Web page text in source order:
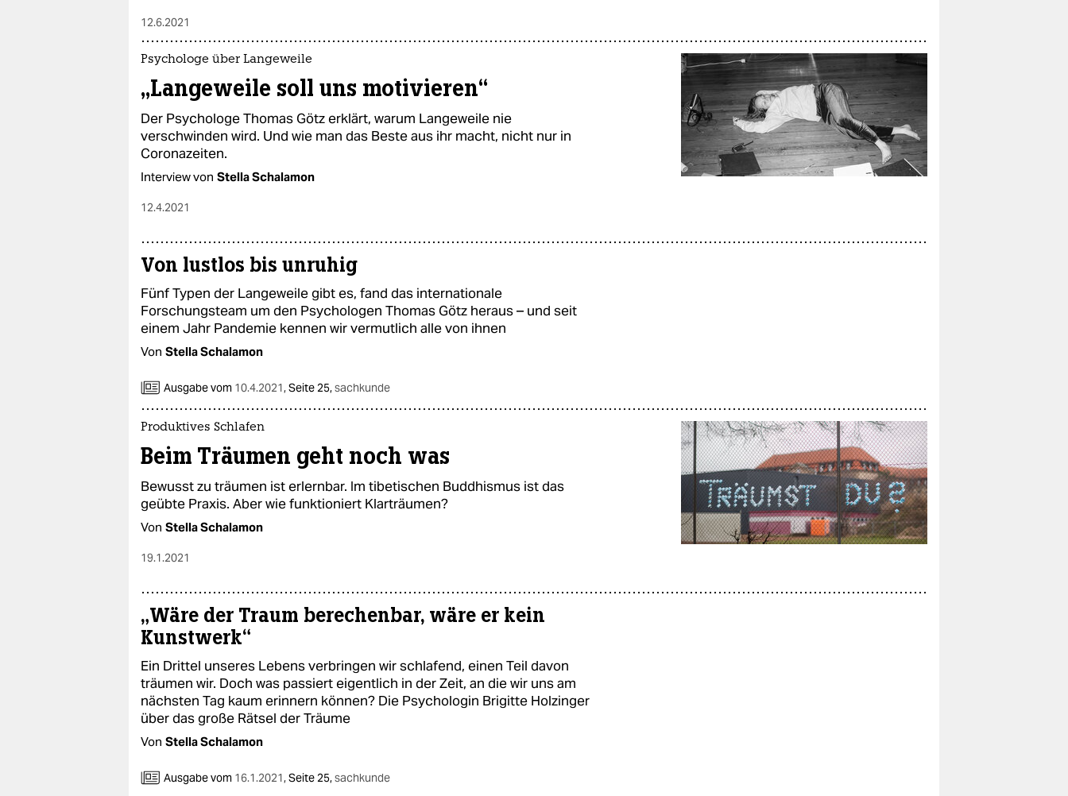
12.6.2021
Psychologe über Langeweile
„Langeweile soll uns motivieren“
Der Psychologe Thomas Götz erklärt, warum Langeweile nie
verschwinden wird. Und wie man das Beste aus ihr macht, nicht nur in
Coronazeiten.
Interview von Stella Schalamon
12.4.2021
Von lustlos bis unruhig
Fünf Typen der Langeweile gibt es, fand das internationale
Forschungsteam um den Psychologen Thomas Götz heraus – und seit
einem Jahr Pandemie kennen wir vermutlich alle von ihnen
Von Stella Schalamon
Ausgabe vom 10.4.2021,Seite 25,sachkunde
Produktives Schlafen
Beim Träumen geht noch was
Bewusst zu träumen ist erlernbar. Im tibetischen Buddhismus ist das
geübte Praxis. Aber wie funktioniert Klarträumen?
Von Stella Schalamon
19.1.2021
„Wäre der Traum berechenbar, wäre er kein
Kunstwerk“
Ein Drittel unseres Lebens verbringen wir schlafend, einen Teil davon
träumen wir. Doch was passiert eigentlich in der Zeit, an die wir uns am
nächsten Tag kaum erinnern können? Die Psychologin Brigitte Holzinger
über das große Rätsel der Träume
Von Stella Schalamon
Ausgabe vom 16.1.2021,Seite 25,sachkunde